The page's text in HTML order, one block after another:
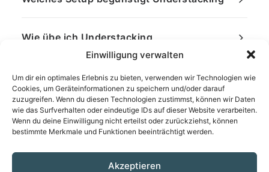
Einwilligung verwalten
Um dir ein optimales Erlebnis zu bieten, verwenden wir Technologien wie
Cookies, um Geräteinformationen zu speichern und/oder darauf
zuzugreifen. Wenn du diesen Technologien zustimmst, können wir Daten
wie das Surfverhalten oder eindeutige IDs auf dieser Website verarbeiten.
Wenn du deine Einwilligung nicht erteilst oder zurückziehst, können
bestimmte Merkmale und Funktionen beeinträchtigt werden.
Akzeptieren
Wie übe ich Understacking